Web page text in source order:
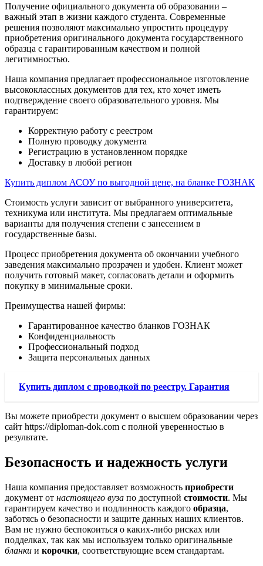
Получение официального документа об образовании –
важный этап в жизни каждого студента. Современные
решения позволяют максимально упростить процедуру
приобретения оригинального документа государственного
образца с гарантированным качеством и полной
легитимностью.
Наша компания предлагает профессиональное изготовление
высококлассных документов для тех, кто хочет иметь
подтверждение своего образовательного уровня. Мы
гарантируем:
Корректную работу с реестром
Полную проводку документа
Регистрацию в установленном порядке
Доставку в любой регион
Купить диплом АСОУ по выгодной цене, на бланке ГОЗНАК
Стоимость услуги зависит от выбранного университета,
техникума или института. Мы предлагаем оптимальные
варианты для получения степени с занесением в
государственные базы.
Процесс приобретения документа об окончании учебного
заведения максимально прозрачен и удобен. Клиент может
получить готовый макет, согласовать детали и оформить
покупку в минимальные сроки.
Преимущества нашей фирмы:
Гарантированное качество бланков ГОЗНАК
Конфиденциальность
Профессиональный подход
Защита персональных данных
Купить диплом с проводкой по реестру. Гарантия
Вы можете приобрести документ о высшем образовании через
сайт https://diploman-dok.com с полной уверенностью в
результате.
Безопасность и надежность услуги
Наша компания предоставляет возможность приобрести
документ от настоящего вуза по доступной стоимости. Мы
гарантируем качество и подлинность каждого образца,
заботясь о безопасности и защите данных наших клиентов.
Вам не нужно беспокоиться о каких-либо рисках или
подделках, так как мы используем только оригинальные
бланки и корочки, соответствующие всем стандартам.